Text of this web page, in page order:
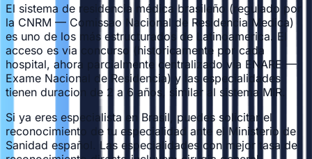
El sistema de residencia médica brasileño (regulado por
la CNRM — Comissao Nacional de Residencia Medica)
es uno de los más estructurados de Latinoamerica. El
acceso es via concurso (historicamente por cada
hospital, ahora parcialmente centralizado via ENARE —
Exame Nacional de Residencia) y las especialidades
tienen duracion de 2 a 6 años, similar al sistema MIR.
Si ya eres especialista en Brasil, puedes solicitar el
reconocimiento de tu especialidad ante el Ministerio de
Sanidad español. Las especialidades con mejor tasa de